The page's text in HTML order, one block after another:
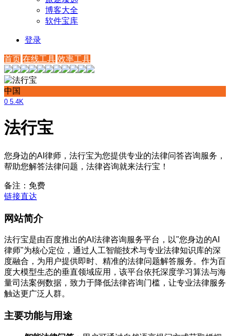
博客大全
软件宝库
登录
首页 在线工具 效率工具
中国
0 5.4K
法行宝
您身边的AI律师，法行宝为您提供专业的法律问答咨询服务，
帮助您解答法律问题，法律咨询就来法行宝！
备注：免费
链接直达
网站简介
法行宝是由百度推出的AI法律咨询服务平台，以"您身边的AI
律师"为核心定位，通过人工智能技术与专业法律知识库的深
度融合，为用户提供即时、精准的法律问题解答服务。作为百
度大模型生态的垂直领域应用，该平台依托深度学习算法与海
量司法案例数据，致力于降低法律咨询门槛，让专业法律服务
触达更广泛人群。
主要功能与用途